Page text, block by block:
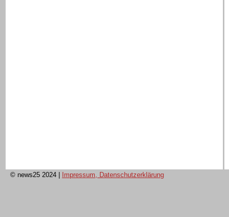
© news25 2024 Impressum, Datenschutzerklärung